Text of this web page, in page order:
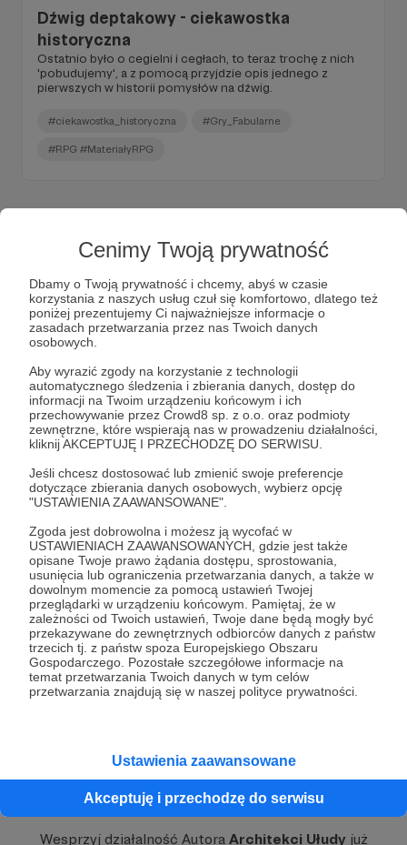
Cenimy Twoją prywatność
Dbamy o Twoją prywatność i chcemy, abyś w czasie
korzystania z naszych usług czuł się komfortowo, dlatego też
poniżej prezentujemy Ci najważniejsze informacje o
zasadach przetwarzania przez nas Twoich danych
osobowych.
Aby wyrazić zgody na korzystanie z technologii
automatycznego śledzenia i zbierania danych, dostęp do
informacji na Twoim urządzeniu końcowym i ich
przechowywanie przez Crowd8 sp. z o.o. oraz podmioty
zewnętrzne, które wspierają nas w prowadzeniu działalności,
kliknij AKCEPTUJĘ I PRZECHODZĘ DO SERWISU.
Jeśli chcesz dostosować lub zmienić swoje preferencje
dotyczące zbierania danych osobowych, wybierz opcję
"USTAWIENIA ZAAWANSOWANE".
Zgoda jest dobrowolna i możesz ją wycofać w
USTAWIENIACH ZAAWANSOWANYCH, gdzie jest także
opisane Twoje prawo żądania dostępu, sprostowania,
usunięcia lub ograniczenia przetwarzania danych, a także w
dowolnym momencie za pomocą ustawień Twojej
przeglądarki w urządzeniu końcowym. Pamiętaj, że w
zależności od Twoich ustawień, Twoje dane będą mogły być
przekazywane do zewnętrznych odbiorców danych z państw
trzecich tj. z państw spoza Europejskiego Obszaru
Gospodarczego. Pozostałe szczegółowe informacje na
temat przetwarzania Twoich danych w tym celów
przetwarzania znajdują się w naszej polityce prywatności.
Ustawienia zaawansowane
Akceptuję i przechodzę do serwisu
Dźwig deptakowy - ciekawostka
historyczna
Ostatnio było o cegielni i cegłach, to teraz trochę z nich
'pobudujemy', a z pomocą przyjdzie opis jednego z
pierwszych w historii pomysłów na dźwig.
#ciekawostka_historyczna #Gry_Fabularne
#RPG #MateriałyRPG
03.05.2026 Brak komentarzy
Zasobnik RPG - Kwiecień 2026 - 44
stronicowy PDF dla Patronów
"Zasobnik RPG" - to comiesięczna publikacja PDF dla
moich Patronów. Znajdziesz w niej ciekawostki
tabele, generatory.
#RPG #MateriałyRPG
Dołącz do grona Patronów!
Wesprzyj działalność Autora Architekci Ułudyjuż